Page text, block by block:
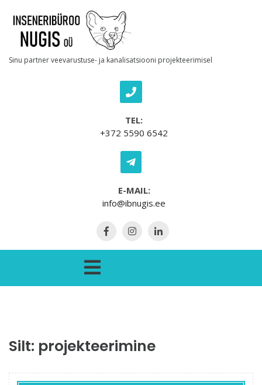
Sinu partner veevarustuse- ja kanalisatsiooni projekteerimisel
TEL:
+372 5590 6542
E-MAIL:
info@ibnugis.ee
Silt: projekteerimine